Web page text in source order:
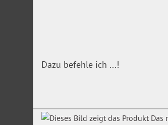
Dazu befehle ich ...!